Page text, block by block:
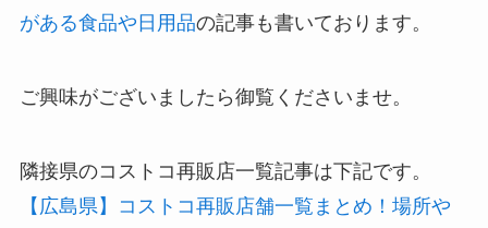
がある食品や日用品の記事も書いております。
ご興味がございましたら御覧くださいませ。
隣接県のコストコ再販店一覧記事は下記です。
【広島県】コストコ再販店舗一覧まとめ！場所や